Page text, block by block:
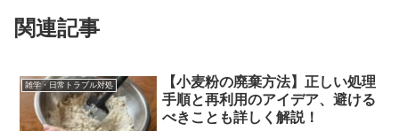
関連記事
雑学・日常トラブル対処
【小麦粉の廃棄方法】正しい処理
手順と再利用のアイデア、避ける
べきことも詳しく解説！